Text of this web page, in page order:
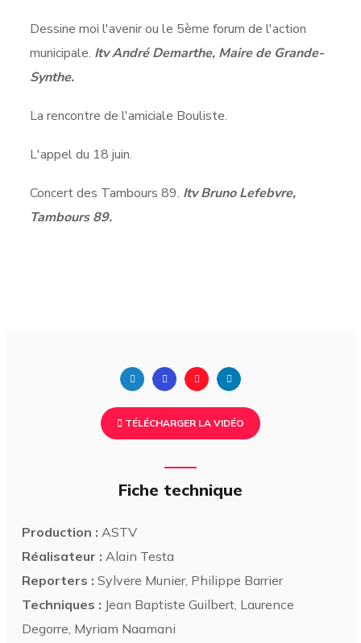
Dessine moi l'avenir ou le 5ème forum de l'action
municipale. Itv André Demarthe, Maire de Grande-
Synthe.
La rencontre de l'amiciale Bouliste.
L'appel du 18 juin.
Concert des Tambours 89. Itv Bruno Lefebvre,
Tambours 89.
TÉLÉCHARGER LA VIDÉO
Fiche technique
Production : ASTV
Réalisateur : Alain Testa
Reporters : Sylvere Munier, Philippe Barrier
Techniques : Jean Baptiste Guilbert, Laurence
Degorre, Myriam Naamani